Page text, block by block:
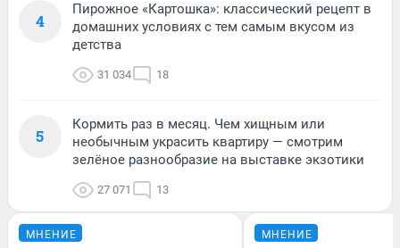
4
Пирожное «Картошка»: классический рецепт в
домашних условиях с тем самым вкусом из
детства
31 034 18
5
Кормить раз в месяц. Чем хищным или
необычным украсить квартиру — смотрим
зелёное разнообразие на выставке экзотики
27 071 13
МНЕНИЕ МНЕНИЕ